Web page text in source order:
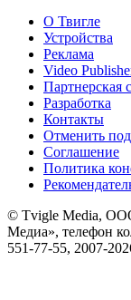
О Твигле
Устройства
Реклама
Video
Партнерская
Разработка
Контакты
Отменить
Соглашение
Политика
© Tvigle Media,
Медиа», телефон
551-77-55, 2007-